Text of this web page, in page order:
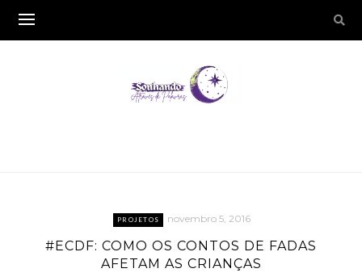
PROJETOS novembro 5, 2016
#ECDF: COMO OS CONTOS DE FADAS
AFETAM AS CRIANÇAS